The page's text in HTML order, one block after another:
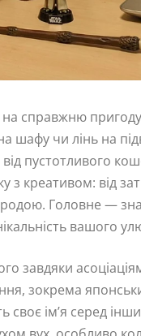
справжню
шафу чи лінь на
пустотливого
з креативом: від
Головне —
вашого
завдяки
зокрема
ім’я серед